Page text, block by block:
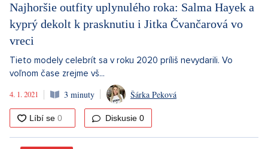
Najhoršie outfity uplynulého roka: Salma Hayek a
kyprý dekolt k prasknutiu i Jitka Čvančarová vo
vreci
Tieto modely celebrít sa v roku 2020 príliš nevydarili. Vo
voľnom čase zrejme vš...
4. 1. 2021
3 minuty Šárka Peková
Diskusie 0